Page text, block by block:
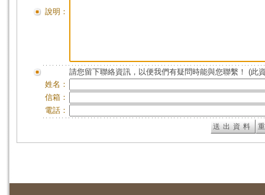
說明：
請您留下聯絡資訊，以便我們有疑問時能與您聯繫！ (此
姓名：
信箱：
電話：